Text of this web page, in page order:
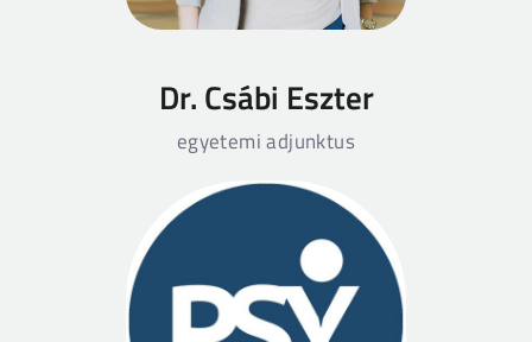
Dr. Csábi Eszter
egyetemi adjunktus